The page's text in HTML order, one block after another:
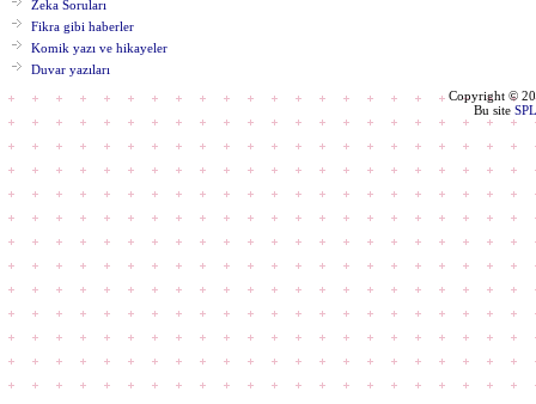
Zeka Soruları
Fikra gibi haberler
Komik yazı ve hikayeler
Duvar yazıları
Copyright ©
Bu site SPL